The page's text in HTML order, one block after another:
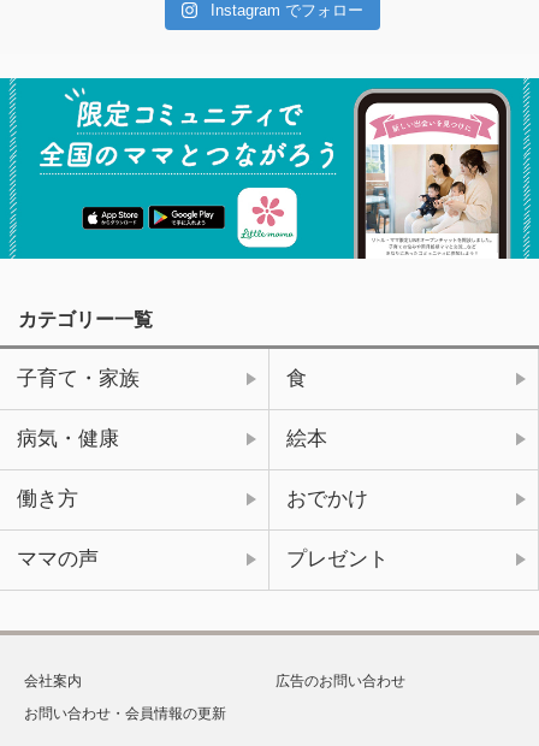
Instagram でフォロー
カテゴリー一覧
子育て・家族 食
病気・健康 絵本
働き方 おでかけ
ママの声 プレゼント
会社案内
広告のお問い合わせ
お問い合わせ・会員情報の更新